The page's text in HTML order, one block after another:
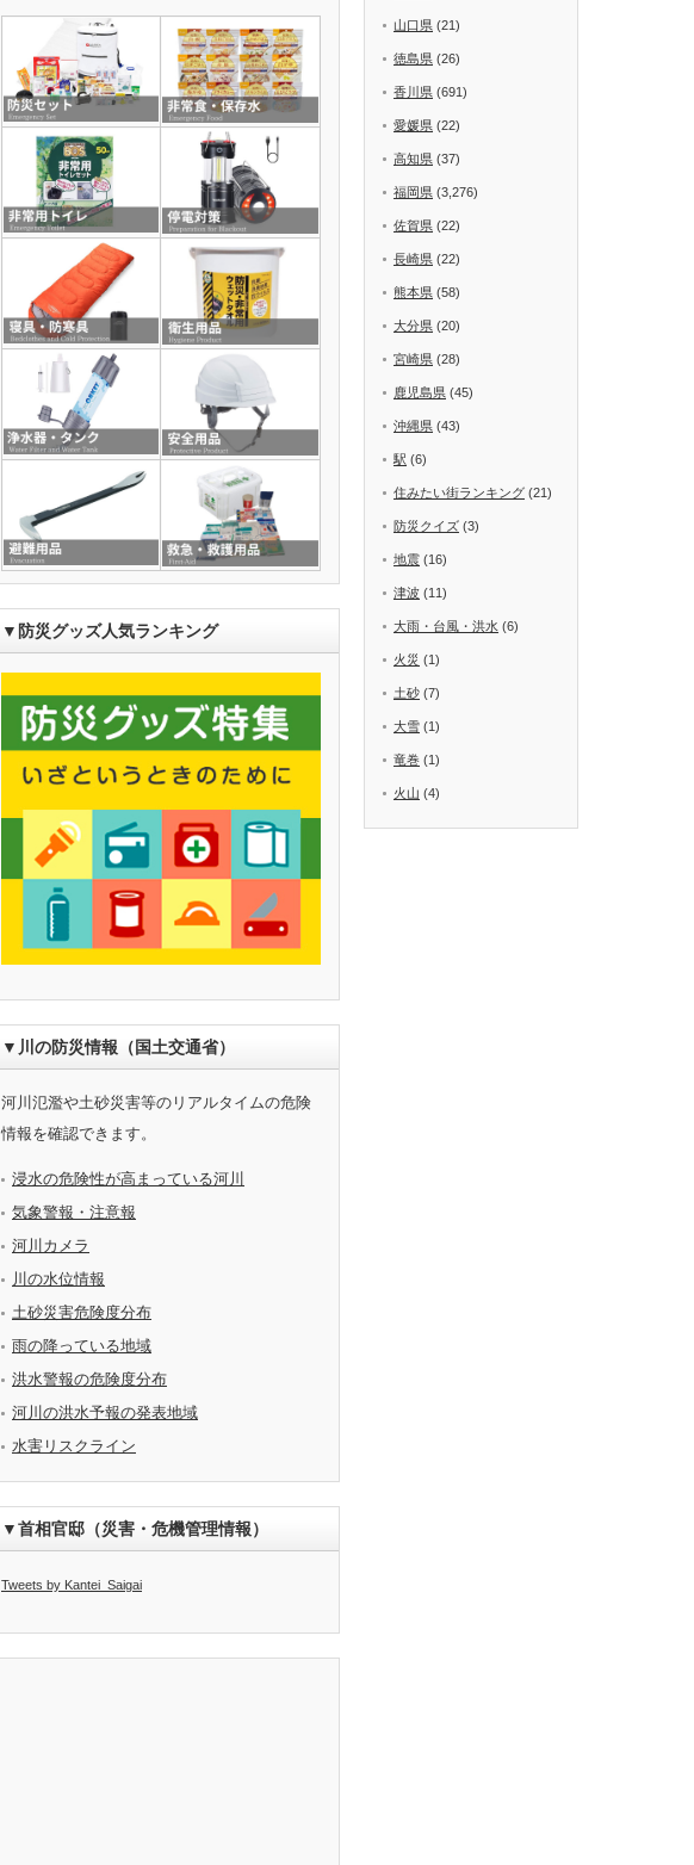
▼防災グッズ人気ランキング
▼川の防災情報（国土交通省）
河川氾濫や土砂災害等のリアルタイムの危険
情報を確認できます。
浸水の危険性が高まっている河川
気象警報・注意報
河川カメラ
川の水位情報
土砂災害危険度分布
雨の降っている地域
洪水警報の危険度分布
河川の洪水予報の発表地域
水害リスクライン
▼首相官邸（災害・危機管理情報）
Tweets by Kantei_Saigai
山口県 (21)
徳島県 (26)
香川県 (691)
愛媛県 (22)
高知県 (37)
福岡県 (3,276)
佐賀県 (22)
長崎県 (22)
熊本県 (58)
大分県 (20)
宮崎県 (28)
鹿児島県 (45)
沖縄県 (43)
駅 (6)
住みたい街ランキング (21)
防災クイズ (3)
地震 (16)
津波 (11)
大雨・台風・洪水 (6)
火災 (1)
土砂 (7)
大雪 (1)
竜巻 (1)
火山 (4)